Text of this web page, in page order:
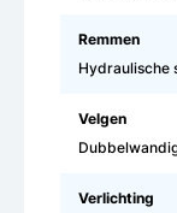
Remmen
Hydraulische
Velgen
Verlichting